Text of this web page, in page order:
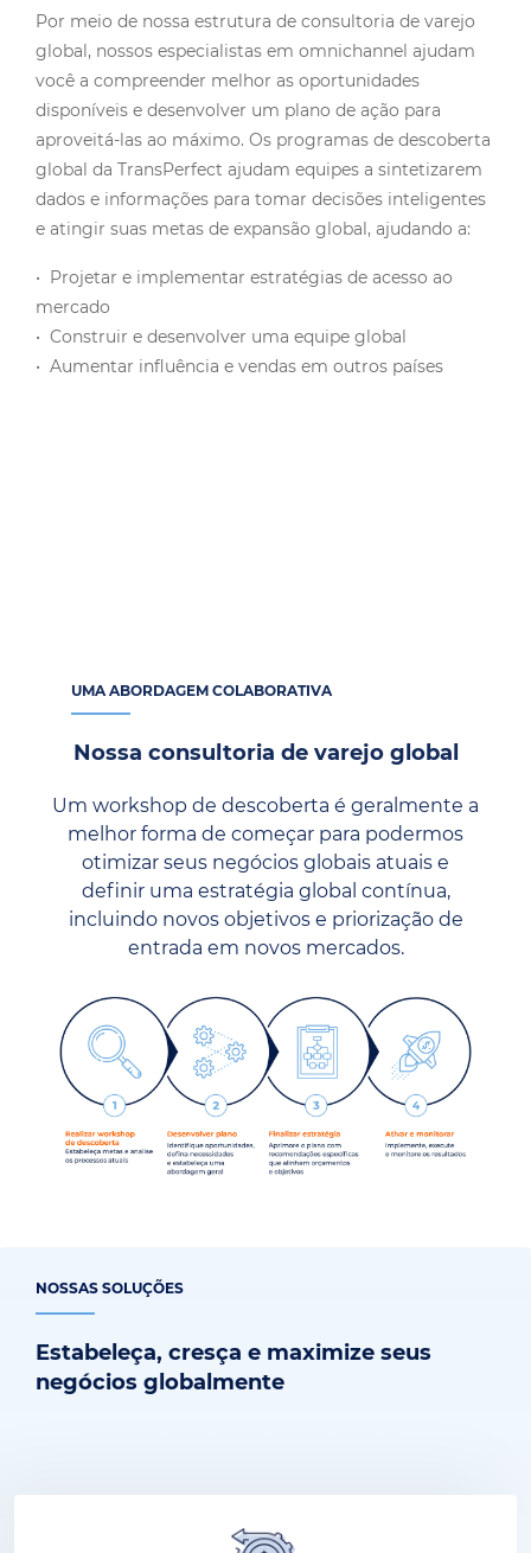
Por meio de nossa estrutura de consultoria de varejo
global, nossos especialistas em omnichannel ajudam
você a compreender melhor as oportunidades
disponíveis e desenvolver um plano de ação para
aproveitá-las ao máximo. Os programas de descoberta
global da TransPerfect ajudam equipes a sintetizarem
dados e informações para tomar decisões inteligentes
e atingir suas metas de expansão global, ajudando a:
• Projetar e implementar estratégias de acesso ao
mercado
• Construir e desenvolver uma equipe global
• Aumentar influência e vendas em outros países
UMA ABORDAGEM COLABORATIVA
Nossa consultoria de varejo global
Um workshop de descoberta é geralmente a
melhor forma de começar para podermos
otimizar seus negócios globais atuais e
definir uma estratégia global contínua,
incluindo novos objetivos e priorização de
entrada em novos mercados.
NOSSAS SOLUÇÕES
Estabeleça, cresça e maximize seus
negócios globalmente